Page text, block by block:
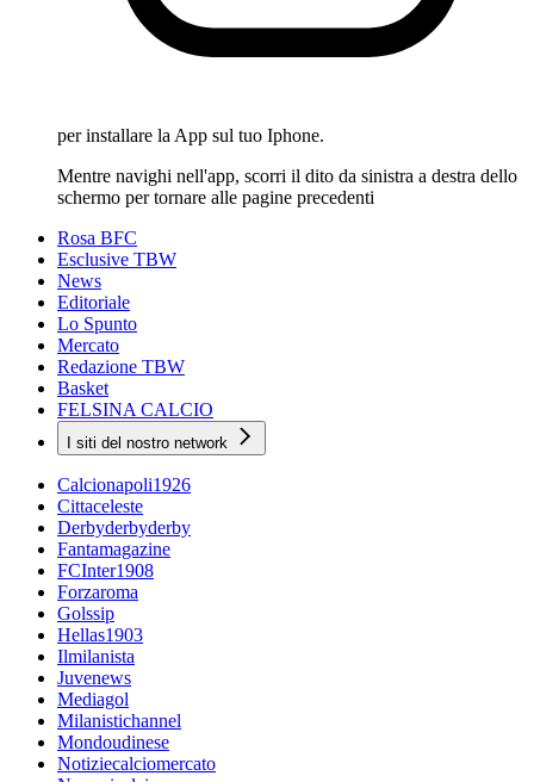
per installare la App sul tuo Iphone.
Mentre navighi nell'app, scorri il dito da sinistra a destra dello
schermo per tornare alle pagine precedenti
Rosa BFC
Esclusive TBW
News
Editoriale
Lo Spunto
Mercato
Redazione TBW
Basket
FELSINA CALCIO
I siti del nostro network
Calcionapoli1926
Cittaceleste
Derbyderbyderby
Fantamagazine
FCInter1908
Forzaroma
Golssip
Hellas1903
Ilmilanista
Juvenews
Mediagol
Milanistichannel
Mondoudinese
Notiziecalciomercato